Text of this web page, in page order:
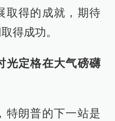
取得的成就，期待
得成功。
光定格在大气磅礴
特朗普的下一站是